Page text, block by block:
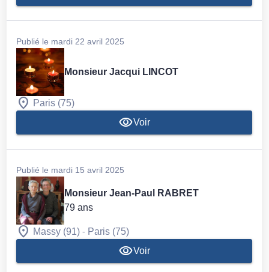
Publié le mardi 22 avril 2025
Monsieur Jacqui LINCOT
Paris (75)
Voir
Publié le mardi 15 avril 2025
Monsieur Jean-Paul RABRET
79 ans
Massy (91) - Paris (75)
Voir